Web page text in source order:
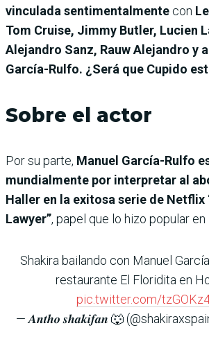
vinculada sentimentalmente con
Tom Cruise, Jimmy Butler, Lucien
Alejandro Sanz, Rauw Alejandro y
García-Rulfo. ¿Será que Cupido
Sobre el actor
Por su parte, Manuel García-Rulfo
mundialmente por interpretar al
Haller en la exitosa serie de Netflix
Lawyer”, papel que lo hizo popular en
Shakira bailando con Manuel
restaurante El Floridita en
pic.twitter.com/
— 𝑨𝒏𝒕𝒉𝒐 𝒔𝒉𝒂𝒌𝒊𝒇𝒂𝒏 🐺